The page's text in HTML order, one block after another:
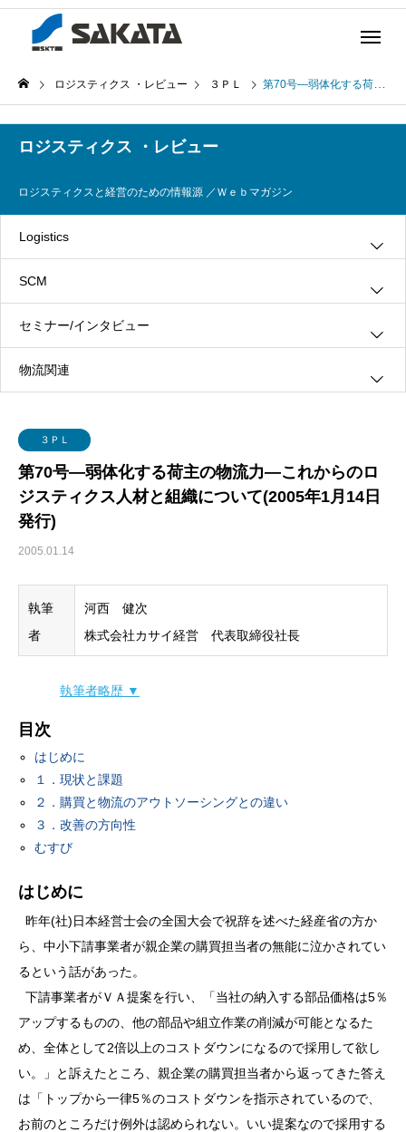
ロジスティクス ・レビュー ３ＰＬ 第70号―弱体化する荷主の物流力―これからのロジスティクス人材と組織について(2005年1月14日発行)
３ＰＬ
第70号―弱体化する荷主の物流力―これからのロ
ジスティクス人材と組織について(2005年1月14日
発行)
2005.01.14
執筆
者
河西 健次
株式会社カサイ経営 代表取締役社長
執筆者略歴 ▼
目次
はじめに
１．現状と課題
２．購買と物流のアウトソーシングとの違い
３．改善の方向性
むすび
はじめに
昨年(社)日本経営士会の全国大会で祝辞を述べた経産省の方か
ら、中小下請事業者が親企業の購買担当者の無能に泣かされてい
るという話があった。
下請事業者がＶＡ提案を行い、「当社の納入する部品価格は5％
アップするものの、他の部品や組立作業の削減が可能となるた
め、全体として2倍以上のコストダウンになるので採用して欲し
い。」と訴えたところ、親企業の購買担当者から返ってきた答え
は「トップから一律5％のコストダウンを指示されているので、
お前のところだけ例外は認められない。いい提案なので採用する
ロジスティクス ・レビュー
ロジスティクスと経営のための情報源 ／Ｗｅｂマガジン
Logistics
グリーン・ロジスティクス
３ＰＬ
ロジスティクス
SCM
情報システム
生産管理
セミナー/インタビュー
インタビュー
物流関連
物流品質
物流人材